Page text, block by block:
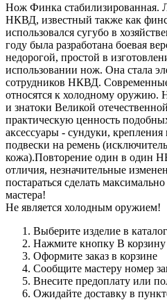
Нож Финка стабилизированная.
НКВД, известный также как
использовался сугубо в
году была разработана боевая
недорогой, простой в
использовании нож. Она стала
сотрудников НКВД.
относятся к холодному оружию.
и знатоки Великой
практическую ценность
аксессуары - сундуки,
подвески на ремень
кожа).Повторение один в
отличия, незначительные
постараться сделать
мастера!
Не является холодным оружием!
Выберите изделие в
Нажмите кнопку В корзину
Оформите заказ в корзине
Сообщите мастеру номер
Внесите предоплату или
Ожидайте доставку в